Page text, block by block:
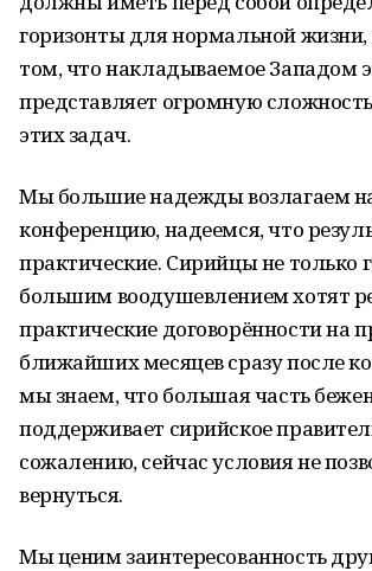
горизонты для нормальной жизни,
том, что накладываемое Западом
представляет огромную
этих задач.
Мы большие надежды возлагаем
конференцию, надеемся, что
практические. Сирийцы не только
большим воодушевлением хотят
практические договорённости на
ближайших месяцев сразу после
мы знаем, что большая часть
поддерживает сирийское
сожалению, сейчас условия не
вернуться.
Мы ценим заинтересованность